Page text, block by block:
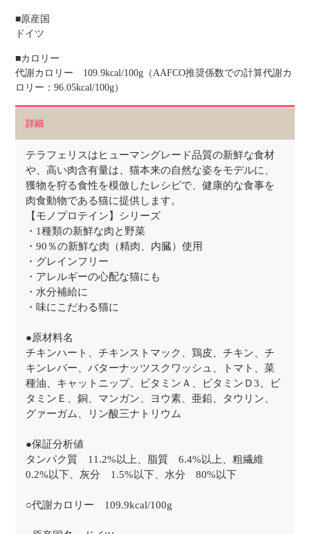
■原産国
ドイツ
■カロリー
代謝カロリー 109.9kcal/100g（AAFCO推奨係数での計算代謝カ
ロリー：96.05kcal/100g）
詳細
テラフェリスはヒューマングレード品質の新鮮な食材
や、高い肉含有量は、猫本来の自然な姿をモデルに、
獲物を狩る食性を模倣したレシピで、健康的な食事を
肉食動物である猫に提供します。
【モノプロテイン】シリーズ
・1種類の新鮮な肉と野菜
・90％の新鮮な肉（精肉、内臓）使用
・グレインフリー
・アレルギーの心配な猫にも
・水分補給に
・味にこだわる猫に
●原材料名
チキンハート、チキンストマック、鶏皮、チキン、チ
キンレバー、バターナッツスクワッシュ、トマト、菜
種油、キャットニップ、ビタミンＡ、ビタミンＤ3、ビ
タミンＥ、銅、マンガン、ヨウ素、亜鉛、タウリン、
グァーガム、リン酸三ナトリウム
●保証分析値
タンパク質 11.2%以上、脂質 6.4%以上、粗繊維
0.2%以下、灰分 1.5%以下、水分 80%以下
○代謝カロリー 109.9kcal/100g